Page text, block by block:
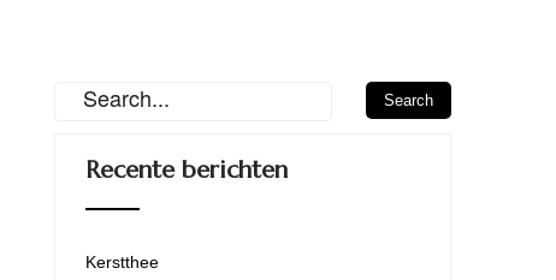
Recente berichten
Kerstthee